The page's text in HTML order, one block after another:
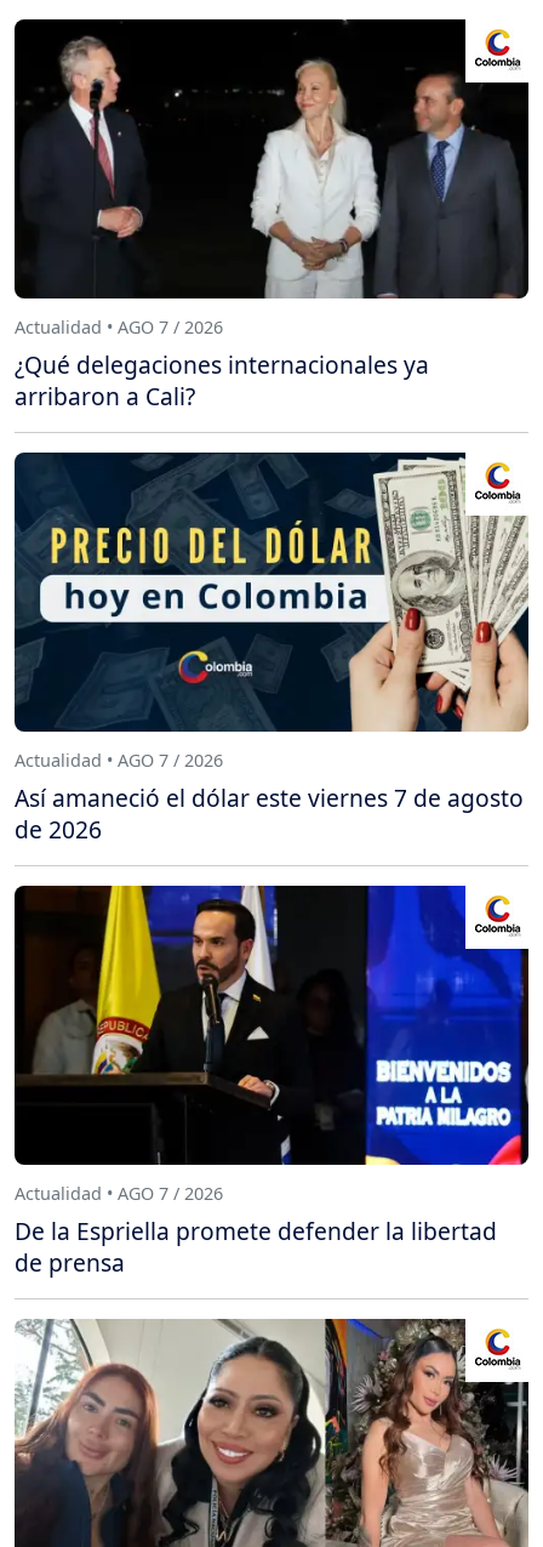
Actualidad • AGO 7 / 2026
¿Qué delegaciones internacionales ya
arribaron a Cali?
Actualidad • AGO 7 / 2026
Así amaneció el dólar este viernes 7 de agosto
de 2026
Actualidad • AGO 7 / 2026
De la Espriella promete defender la libertad
de prensa